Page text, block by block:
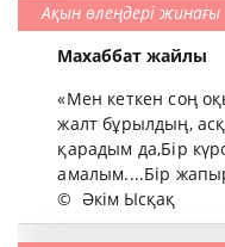
Ақын өлеңдері жинағы
Махаббат жайлы
«Мен кеткен соң
жалт бұрылдың,
қарадым да,Бір
амалым....Бір
© Әкім Ысқақ